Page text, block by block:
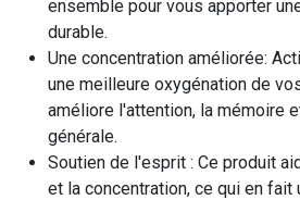
ensemble pour vous apporter
durable.
Une concentration améliorée:
une meilleure oxygénation de
améliore l'attention, la mémoire
générale.
Soutien de l'esprit : Ce produit
et la concentration, ce qui en